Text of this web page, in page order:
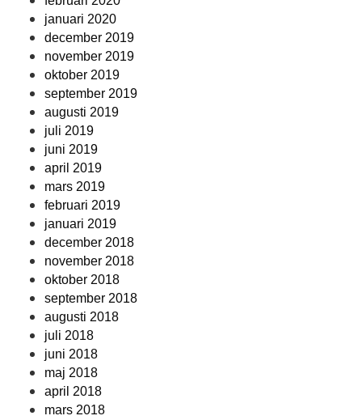
januari 2020
december 2019
november 2019
oktober 2019
september 2019
augusti 2019
juli 2019
juni 2019
april 2019
mars 2019
februari 2019
januari 2019
december 2018
november 2018
oktober 2018
september 2018
augusti 2018
juli 2018
juni 2018
maj 2018
april 2018
mars 2018